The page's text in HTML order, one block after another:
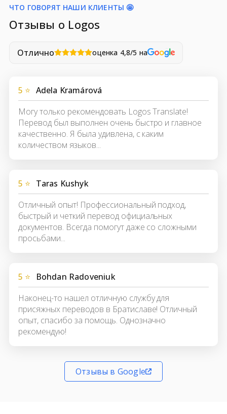
ЧТО ГОВОРЯТ НАШИ КЛИЕНТЫ 🤩
Отзывы о Logos
Отлично оценка 4,8/5 на
5 ⭐ Adela Kramárová
Могу только рекомендовать Logos Translate!
Перевод был выполнен очень быстро и главное
качественно. Я была удивлена, с каким
количеством языков...
5 ⭐ Taras Kushyk
Отличный опыт! Профессиональный подход,
быстрый и четкий перевод официальных
документов. Всегда помогут даже со сложными
просьбами...
5 ⭐
Bohdan Radoveniuk
Наконец-то нашел отличную службу для
присяжных переводов в Братиславе! Отличный
опыт, спасибо за помощь. Однозначно
рекомендую!
Отзывы в Google